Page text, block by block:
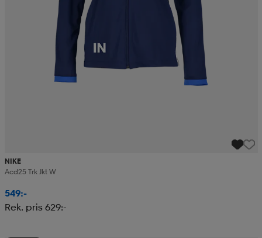
NIKE
Acd25 Trk Jkt W
549:-
Rek. pris 629:-